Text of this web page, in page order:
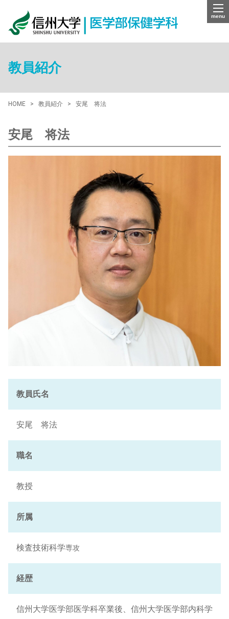
menu
教員紹介
HOME 教員紹介 安尾 将法
安尾 将法
教員氏名
安尾 将法
職名
教授
所属
検査技術科学専攻
経歴
信州大学医学部医学科卒業後、信州大学医学部内科学